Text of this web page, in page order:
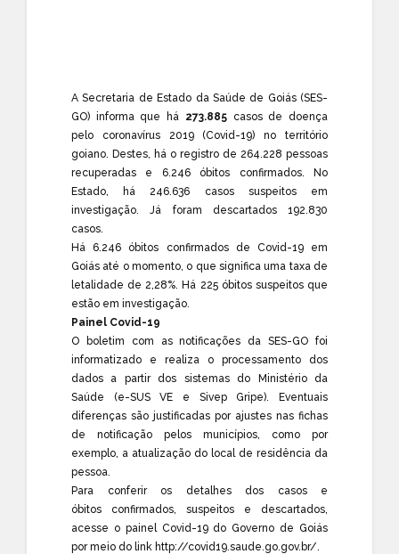
A Secretaria de Estado da Saúde de Goiás (SES-
GO) informa que há 273.885casos de doença
pelo coronavírus 2019 (Covid-19) no território
goiano. Destes, há o registro de 264.228 pessoas
recuperadas e 6.246 óbitos confirmados. No
Estado, há 246.636 casos suspeitos em
investigação. Já foram descartados 192.830
casos.
Há 6.246 óbitos confirmados de Covid-19 em
Goiás até o momento, o que significa uma taxa de
letalidade de 2,28%. Há 225 óbitos suspeitos que
estão em investigação.
Painel Covid-19
O boletim com as notificações da SES-GO foi
informatizado e realiza o processamento dos
dados a partir dos sistemas do Ministério da
Saúde (e-SUS VE e Sivep Gripe). Eventuais
diferenças são justificadas por ajustes nas fichas
de notificação pelos municípios, como por
exemplo, a atualização do local de residência da
pessoa.
Para conferir os detalhes dos casos e
óbitos confirmados, suspeitos e descartados,
acesse o painel Covid-19 do Governo de Goiás
por meio do link http://covid19.saude.go.gov.br/